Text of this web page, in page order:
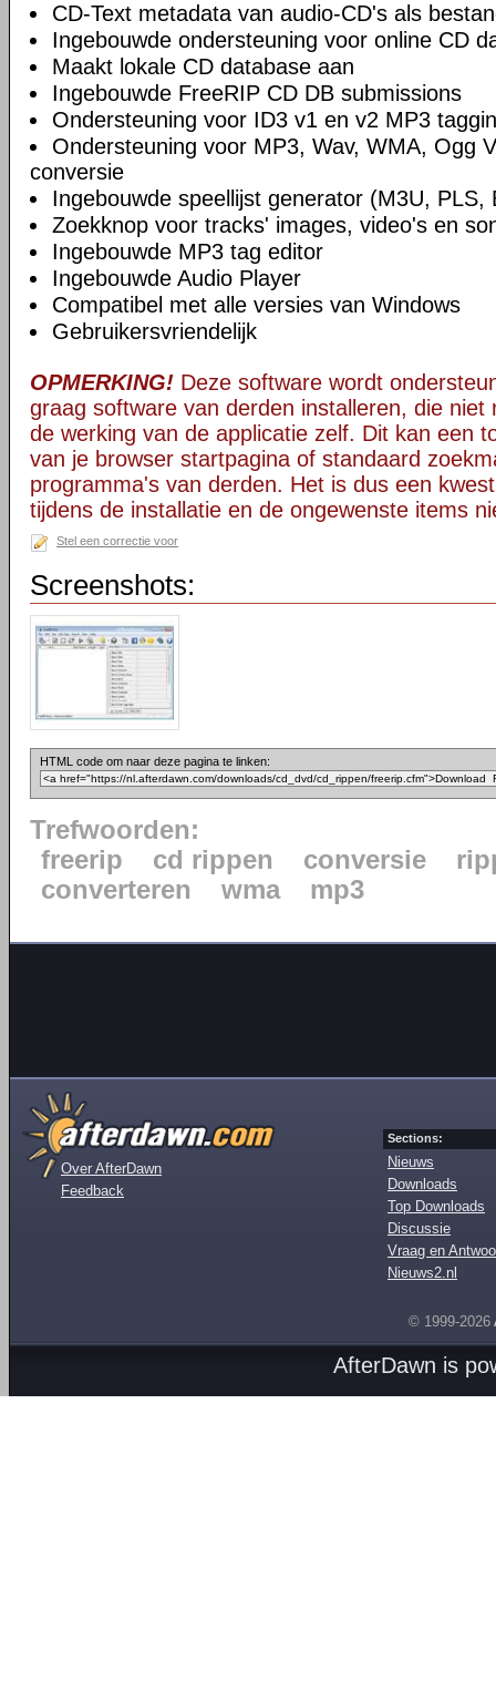
CD-Text metadata van audio-CD's als
Ingebouwde ondersteuning voor online CD
Maakt lokale CD database aan
Ingebouwde FreeRIP CD DB submissions
Ondersteuning voor ID3 v1 en v2 MP3
Ondersteuning voor MP3, Wav, WMA, Ogg
conversie
Ingebouwde speellijst generator (M3U, PLS,
Zoekknop voor tracks' images, video's en
Ingebouwde MP3 tag editor
Ingebouwde Audio Player
Compatibel met alle versies van Windows
Gebruikersvriendelijk
OPMERKING! Deze software wordt
graag software van derden installeren, die niet
de werking van de applicatie zelf. Dit kan een
van je browser startpagina of standaard
programma's van derden. Het is dus een
tijdens de installatie en de ongewenste items
Stel een correctie voor
Screenshots:
HTML code om naar deze pagina te linken:
Trefwoorden:
freerip
cd rippen conversie
converteren
wma mp3
Over AfterDawn
Feedback
Sections:
Nieuws
Downloads
Top Downloads
Discussie
Vraag en
Nieuws2.nl
© 1999-2026
AfterDawn is